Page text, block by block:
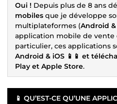
Oui ! Depuis plus de 8 ans
mobiles que je développe
multiplateformes (Android &
application mobile de
particulier, ces applications
Android & iOS 📱📱 et
Play et Apple Store.
📱 QU’EST-CE QU’UNE